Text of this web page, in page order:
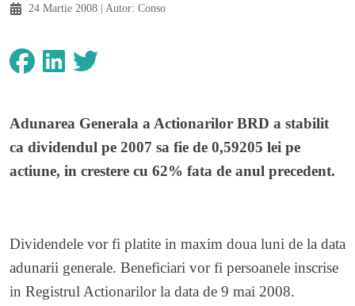
24 Martie 2008 | Autor: Conso
Adunarea Generala a Actionarilor BRD a stabilit
ca dividendul pe 2007 sa fie de 0,59205 lei pe
actiune, in crestere cu 62% fata de anul precedent.
Dividendele vor fi platite in maxim doua luni de la data
adunarii generale. Beneficiari vor fi persoanele inscrise
in Registrul Actionarilor la data de 9 mai 2008.